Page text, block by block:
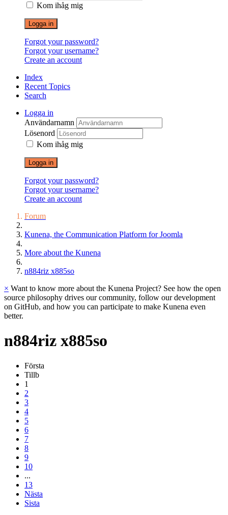
Kom ihåg mig
Logga in
Forgot your password?
Forgot your username?
Create an account
Index
Recent Topics
Search
Logga in
Användarnamn
Lösenord
Kom ihåg mig
Logga in
Forgot your password?
Forgot your username?
Create an account
Forum
Kunena, the Communication Platform for Joomla
More about the Kunena
n884riz x885so
× Want to know more about the Kunena Project? See how the open
source philosophy drives our community, follow our development
on GitHub, and how you can participate to make Kunena even
better.
n884riz x885so
Första
Tillb
1
2
3
4
5
6
7
8
9
10
...
13
Nästa
Sista